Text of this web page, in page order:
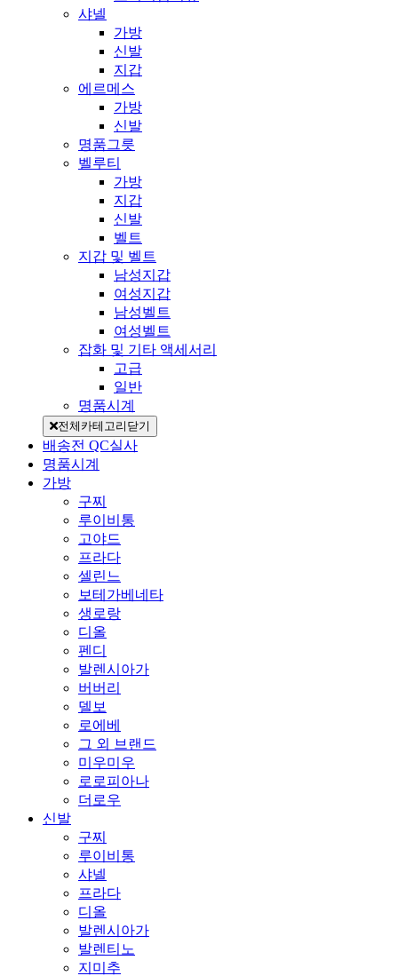
샤넬
가방
신발
지갑
에르메스
가방
신발
명품그릇
벨루티
가방
지갑
신발
벨트
지갑 및 벨트
남성지갑
여성지갑
남성벨트
여성벨트
잡화 및 기타 액세서리
고급
일반
명품시계
전체카테고리닫기
배송전 QC실사
명품시계
가방
구찌
루이비통
고야드
프라다
셀린느
보테가베네타
생로랑
디올
펜디
발렌시아가
버버리
델보
로에베
그 외 브랜드
미우미우
로로피아나
더로우
신발
구찌
루이비통
샤넬
프라다
디올
발렌시아가
발렌티노
지미추